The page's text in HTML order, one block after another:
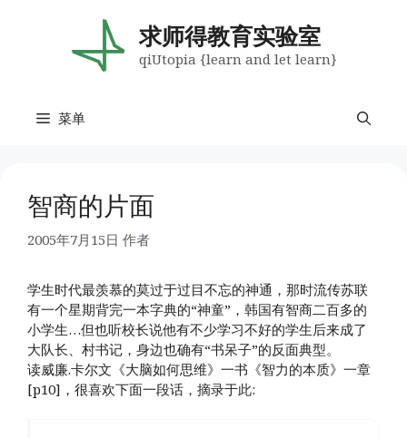
求师得教育实验室
qiUtopia {learn and let learn}
菜单
智商的片面
2005年7月15日 作者
学生时代最羡慕的莫过于过目不忘的神通，那时流传苏联
有一个星期背完一本字典的“神童”，韩国有智商二百多的
小学生…但也听校长说他有不少学习不好的学生后来成了
大队长、村书记，身边也确有“书呆子”的反面典型。
读威廉.卡尔文《大脑如何思维》一书《智力的本质》一章
[p10]，很喜欢下面一段话，摘录于此: